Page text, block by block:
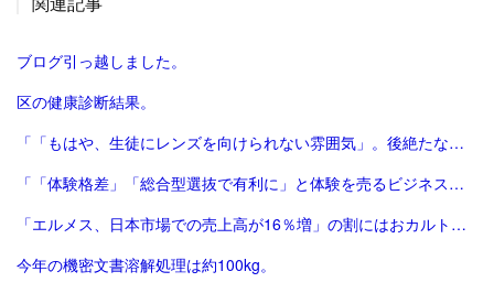
ブログ引っ越しました。
区の健康診断結果。
「「もはや、生徒にレンズを向けられない雰囲気」。後絶たない教員による盗撮、現場に波紋――運動会や修学旅行控え、先生が萎縮するワケ | 鹿児島のニュース | 南日本新聞デジタル」
「「体験格差」「総合型選抜で有利に」と体験を売るビジネスは”不安商法なのでは”という指摘の増加 #エキスパートトピ（杉浦由美子） - エキスパート - Yahoo!ニュース」
「エルメス、日本市場での売上高が16％増」の割にはおカルト系（笑）は減った気がする。
今年の機密文書溶解処理は約100kg。